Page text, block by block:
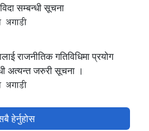
सम्बन्धी सूचना
अगाडी
राजनीतिक गतिविधिमा प्रयोग
अत्यन्त जरुरी सूचना ।
अगाडी
हेर्नुहोस